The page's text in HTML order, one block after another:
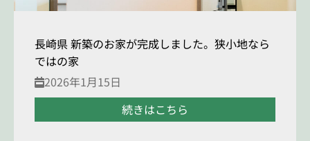
長崎県 新築のお家が完成しました。狭小地なら
ではの家
2026年1月15日
続きはこちら